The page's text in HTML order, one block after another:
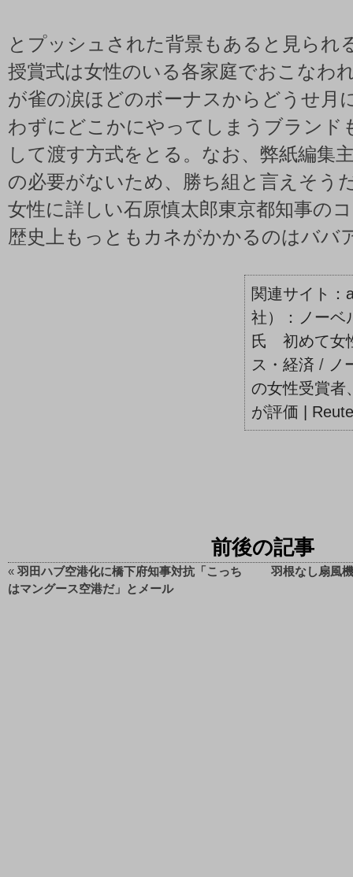
とプッシュされた背景もあると見られ
授賞式は女性のいる各家庭でおこなわ
が雀の涙ほどのボーナスからどうせ月
わずにどこかにやってしまうブランド
して渡す方式をとる。なお、弊紙編集
の必要がないため、勝ち組と言えそう
女性に詳しい石原慎太郎東京都知事の
歴史上もっともカネがかかるのはババ
社）：ノーベ
氏 初めて女
ス・経済 / ノ
の女性受賞者
が評価 |
前後の記事
« 羽田ハブ空港化に橋下府知事対抗「こっち
はマングース空港だ」とメール
羽根なし扇風